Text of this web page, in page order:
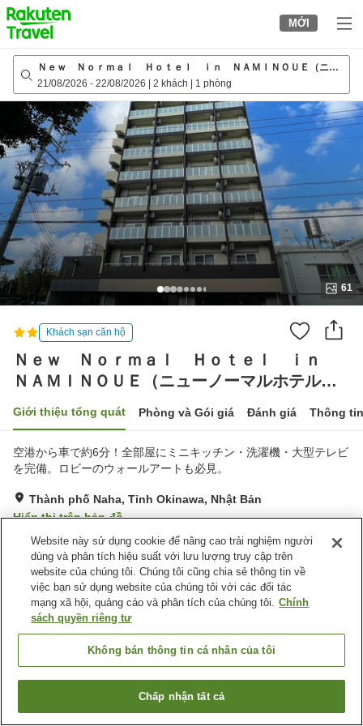
to
top
page
MỚI
Ｎｅｗ Ｎｏｒｍａｌ Ｈｏｔｅｌ ｉｎ ＮＡＭＩＮＯＵＥ（ニュ
ーノーマルホテルイン波の上）
21/08/2026 - 22/08/2026 2 khách 1 phòng
61
Khách sạn căn hộ
Ｎｅｗ Ｎｏｒｍａｌ Ｈｏｔｅｌ ｉｎ
ＮＡＭＩＮＯＵＥ（ニューノーマルホテルイ
Giới thiệu tổng quát Phòng và Gói giá Đánh giá Thông
空港から車で約6分！全部屋にミニキッチン・洗濯機・大型テレビ
を完備。ロビーのウォールアートも必見。
Thành phố Naha, Tỉnh Okinawa, Nhật Bản
Hiển thị trên bản đồ
Tuyệt vời Đánh giá:17lượt
Tiện nghi chỗ nghỉ
Bãi đỗ xe Máy bán hàng tự động
Nhật Bản Tỉnh Okinawa
Thành phố Naha
Ｎｅｗ Ｎｏｒｍａｌ Ｈｏｔｅｌ ｉｎ ＮＡＭＩＮＯＵＥ（ニューノー
マルホテルイン波の上）
Tìm phòng trống
Website này sử dụng cookie để nâng cao trải nghiệm người
dùng và phân tích hiệu suất với lưu lượng truy cập trên
website của chúng tôi. Chúng tôi cũng chia sẻ thông tin về
việc bạn sử dụng website của chúng tôi với các đối tác
mạng xã hội, quảng cáo và phân tích của chúng tôi. Chính
sách quyền riêng tư
Không bán thông tin cá nhân của tôi
Chấp nhận tất cả